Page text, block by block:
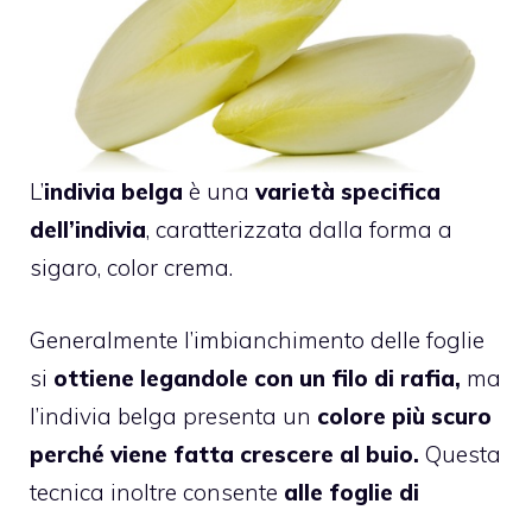
L’indivia belga è una varietà specifica
dell’indivia, caratterizzata dalla forma a
sigaro, color crema.
Generalmente l’imbianchimento delle foglie
si ottiene legandole con un filo di rafia, ma
l’indivia belga presenta un colore più scuro
perché viene fatta crescere al buio. Questa
tecnica inoltre consente alle foglie di